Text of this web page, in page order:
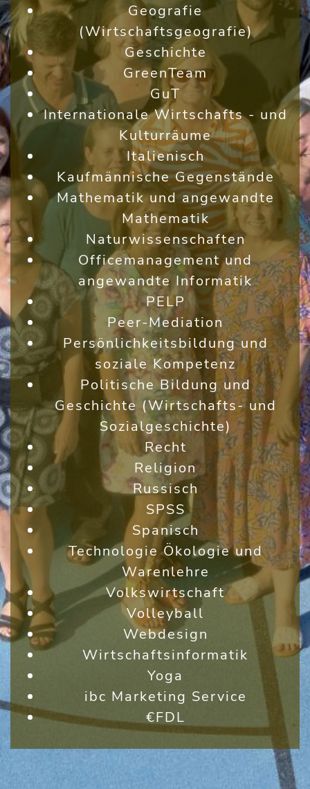
Geografie
(Wirtschaftsgeografie)
Geschichte
GreenTeam
GuT
Internationale Wirtschafts - und
Kulturräume
Italienisch
Kaufmännische Gegenstände
Mathematik und angewandte
Mathematik
Naturwissenschaften
Officemanagement und
angewandte Informatik
PELP
Peer-Mediation
Persönlichkeitsbildung und
soziale Kompetenz
Politische Bildung und
Geschichte (Wirtschafts- und
Sozialgeschichte)
Recht
Religion
Russisch
SPSS
Spanisch
Technologie Ökologie und
Warenlehre
Volkswirtschaft
Volleyball
Webdesign
Wirtschaftsinformatik
Yoga
ibc Marketing Service
€FDL